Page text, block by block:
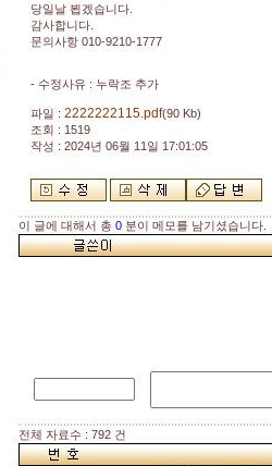
당일날 뵙겠습니다.
감사합니다.
문의사항 010-9210-1777
- 수정사유 : 누락조 추가
파일 : 2222222115.pdf(90 Kb)
조회 : 1519
작성 : 2024년 06월 11일 17:01:05
이 글에 대해서 총 0 분이 메모를 남기셨습니다.
전체 자료수 : 792 건